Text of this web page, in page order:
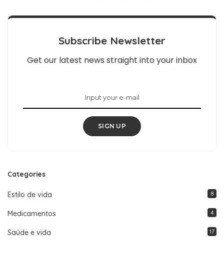
Subscribe Newsletter
Get our latest news straight into your inbox
SIGN UP
Categories
Estilo de vida 8
Medicamentos 4
Saúde e vida 17